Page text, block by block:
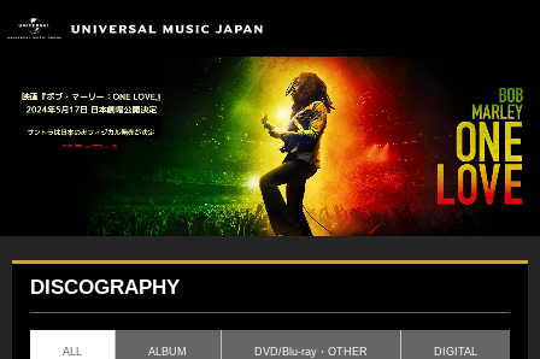
DISCOGRAPHY
ALL ALBUM DVD/Blu-ray・OTHER DIGITAL